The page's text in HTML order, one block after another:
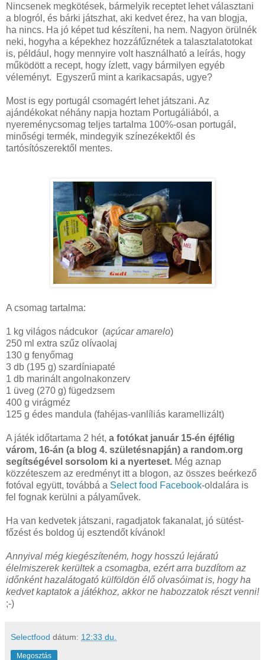
Nincsenek megkötések, bármelyik receptet lehet választani
a blogról, és bárki játszhat, aki kedvet érez, ha van blogja,
ha nincs. Ha jó képet tud készíteni, ha nem. Nagyon örülnék
neki, hogyha a képekhez hozzáfűznétek a talasztalatotokat
is, például, hogy mennyire volt használható a leírás, hogy
működött a recept, hogy ízlett, vagy bármilyen egyéb
véleményt. Egyszerű mint a karikacsapás, ugye?
Most is egy portugál csomagért lehet játszani. Az
ajándékokat néhány napja hoztam Portugáliából, a
nyereménycsomag teljes tartalma 100%-osan portugál,
minőségi termék, mindegyik színezékektől és
tartósítószerektől mentes.
A csomag tartalma:
1 kg világos nádcukor (aҫúcar amarelo)
250 ml extra szűz olívaolaj
130 g fenyőmag
3 db (195 g) szardíniapaté
1 db marinált angolnakonzerv
1 üveg (270 g) fügedzsem
400 g virágméz
125 g édes mandula (fahéjas-vanlíliás karamellizált)
A játék időtartama 2 hét, a fotókat január 15-én éjfélig
várom, 16-án (a blog 4. születésnapján) a random.org
segítségével sorsolom ki a nyerteset. Még aznap
közzéteszem az eredményt itt a blogon, az összes beérkező
fotóval együtt, továbbá a Select food Facebook-oldalára is
fel fognak kerülni a pályaművek.
Ha van kedvetek játszani, ragadjatok fakanalat, jó sütést-
főzést és boldog új esztendőt kívánok!
Annyival még kiegészíteném, hogy hosszú lejáratú
élelmiszerek kerültek a csomagba, ezért arra buzdítom az
időnként hazalátogató külföldön élő olvasóimat is, hogy ha
kedvet kaptatok a játékhoz, akkor ne habozzatok részt venni!
;-)
Selectfood dátum: 12:33 du.
Megosztás